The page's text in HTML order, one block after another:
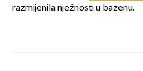
razmijenila nježnosti u bazenu.